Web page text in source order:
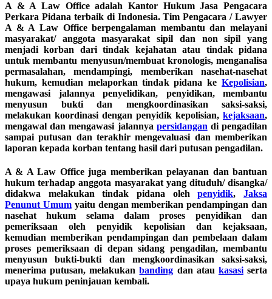
A & A Law Office adalah Kantor Hukum Jasa Pengacara
Perkara Pidana terbaik di Indonesia. Tim Pengacara / Lawyer
A & A Law Office berpengalaman membantu dan melayani
masyarakat/ anggota masyarakat sipil dan non sipil yang
menjadi korban dari tindak kejahatan atau tindak pidana
untuk membantu menyusun/membuat kronologis, menganalisa
permasalahan, mendampingi, memberikan nasehat-nasehat
hukum, kemudian melaporkan tindak pidana ke Kepolisian,
mengawasi jalannya penyelidikan, penyidikan, membantu
menyusun bukti dan mengkoordinasikan saksi-saksi,
melakukan koordinasi dengan penyidik kepolisian, kejaksaan,
mengawal dan mengawasi jalannya persidangan di pengadilan
sampai putusan dan terakhir mengevaluasi dan memberikan
laporan kepada korban tentang hasil dari putusan pengadilan.
A & A Law Office juga memberikan pelayanan dan bantuan
hukum terhadap anggota masyarakat yang dituduh/ disangka/
didakwa melakukan tindak pidana olehpenyidik,Jaksa
Penunut Umumyaitu dengan memberikan pendampingan dan
nasehat hukum selama dalam proses penyidikan dan
pemeriksaan oleh penyidik kepolisian dan kejaksaan,
kemudian memberikan pendampingan dan pembelaan dalam
proses pemeriksaan di depan sidang pengadilan, membantu
menyusun bukti-bukti dan mengkoordinasikan saksi-saksi,
menerima putusan, melakukanbanding dan atau kasasiserta
upaya hukum peninjauan kembali.